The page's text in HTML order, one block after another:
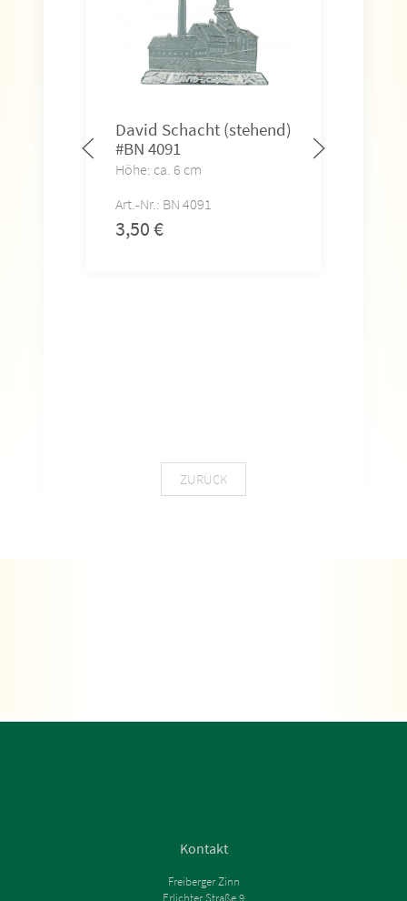
David Schacht (stehend)
#BN 4091
Höhe: ca. 6 cm
Art.-Nr.: BN 4091
3,50€
ZURÜCK
Kontakt
Freiberger Zinn
Erlichter Straße 9